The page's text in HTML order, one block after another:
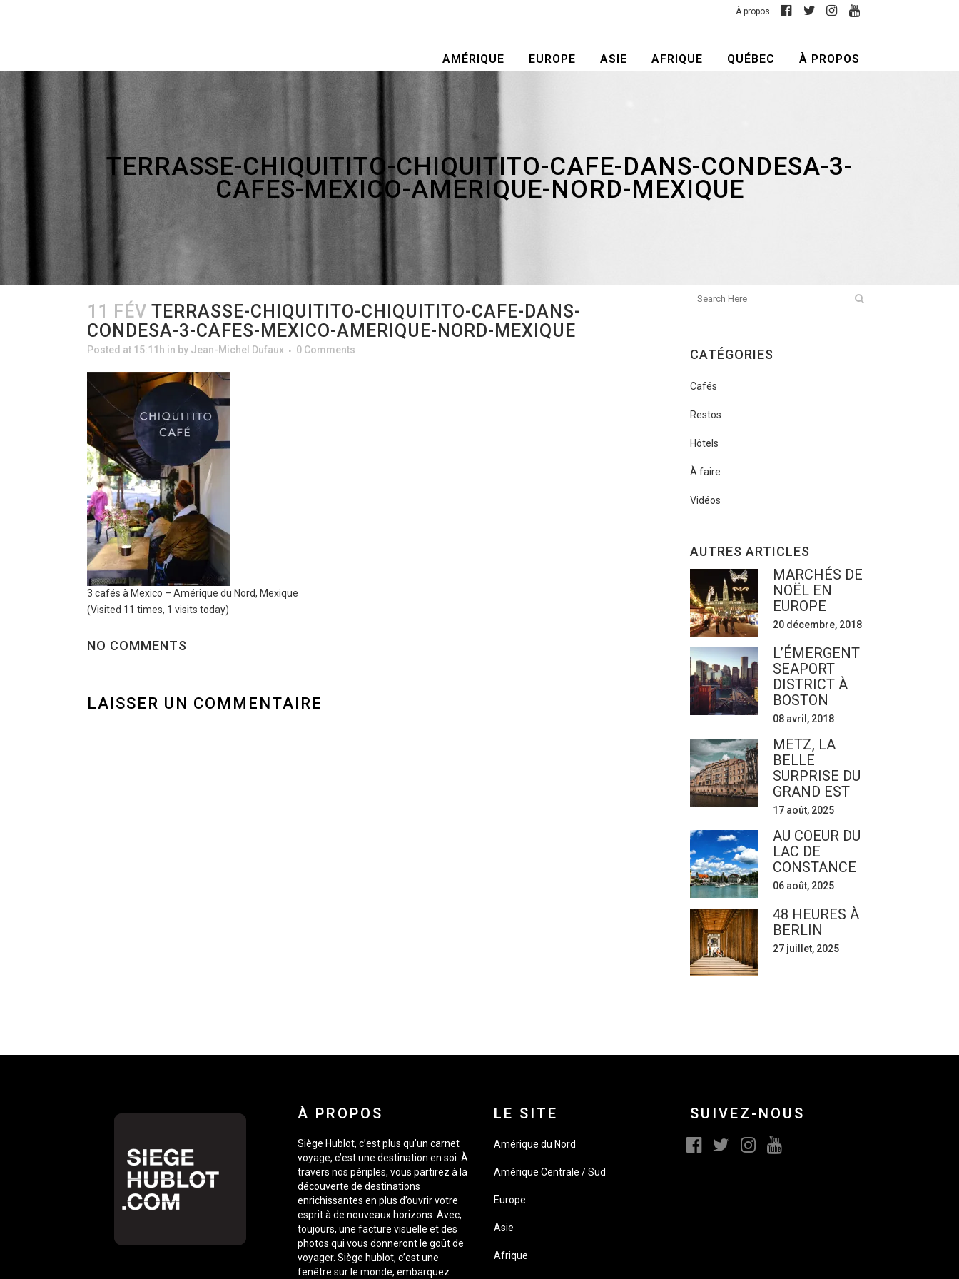
À propos
AMÉRIQUE EUROPE ASIE AFRIQUE QUÉBEC À PROPOS
TERRASSE-CHIQUITITO-CHIQUITITO-CAFE-DANS-CONDESA-3-
CAFES-MEXICO-AMERIQUE-NORD-MEXIQUE
11 FÉV TERRASSE-CHIQUITITO-CHIQUITITO-CAFE-DANS-
CONDESA-3-CAFES-MEXICO-AMERIQUE-NORD-MEXIQUE
Posted at 15:11h in by Jean-Michel Dufaux 0 Comments
3 cafés à Mexico – Amérique du Nord, Mexique
(Visited 11 times, 1 visits today)
NO COMMENTS
LAISSER UN COMMENTAIRE
CATÉGORIES
Cafés
Restos
Hôtels
À faire
Vidéos
AUTRES ARTICLES
MARCHÉS DE
NOËL EN
EUROPE
20 décembre, 2018
L’ÉMERGENT
SEAPORT
DISTRICT À
BOSTON
08 avril, 2018
METZ, LA
BELLE
SURPRISE DU
GRAND EST
17 août, 2025
AU COEUR DU
LAC DE
CONSTANCE
06 août, 2025
48 HEURES À
BERLIN
27 juillet, 2025
À PROPOS
Siège Hublot, c’est plus qu’un carnet
voyage, c’est une destination en soi. À
travers nos périples, vous partirez à la
découverte de destinations
enrichissantes en plus d’ouvrir votre
esprit à de nouveaux horizons. Avec,
toujours, une facture visuelle et des
photos qui vous donneront le goût de
voyager. Siège hublot, c’est une
fenêtre sur le monde, embarquez
LE SITE
Amérique du Nord
Amérique Centrale / Sud
Europe
Asie
Afrique
SUIVEZ-NOUS